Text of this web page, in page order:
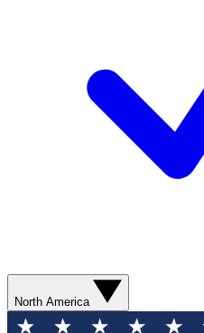
North America